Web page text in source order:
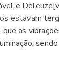
e
estavam
as